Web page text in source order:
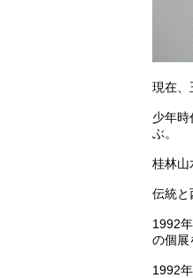
現在、
少年
ぶ。
桂林山
伝統と
1992
の個展
1992